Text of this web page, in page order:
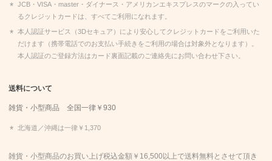
JCB・VISA・master・ダイナース・アメリカンエキスプレスのマークの入ってい
るクレジットカードは、すべてご利用になれます。
本人認証サービス（3Dセキュア）により安心してクレジットカードをご利用いた
だけます（携帯電話でのお支払い手続きをご利用の場合は対象外となります）。
本人認証のご登録方法はカード裏面記載のご連絡先にお問い合わせ下さい。
送料について
雑貨・小型商品 全国一律￥930
北海道／沖縄は一律￥1,370
雑貨・小型商品のお買い上げ税込金額￥16,500以上で送料無料とさせて頂き